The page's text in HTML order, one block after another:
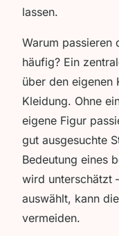
lassen.
Warum passieren
häufig? Ein
über den eigenen
Kleidung. Ohne
eigene Figur
gut ausgesuchte
Bedeutung eines
wird unterschätzt
auswählt, kann
vermeiden.